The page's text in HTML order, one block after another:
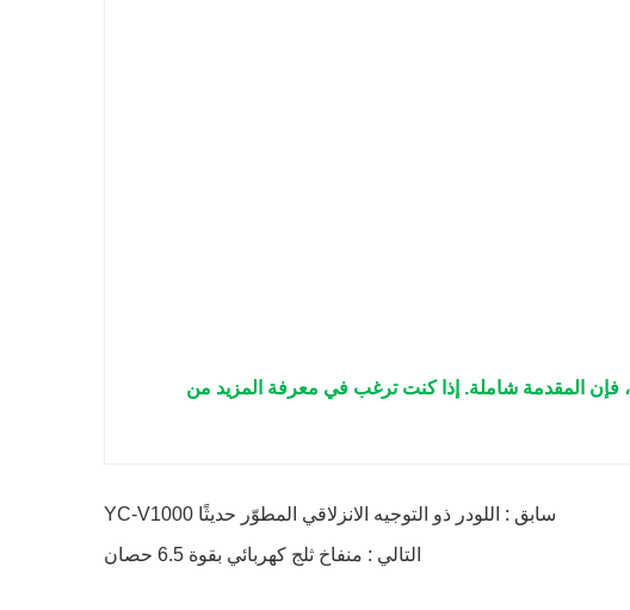
فإن المقدمة شاملة. إذا كنت ترغب في معرفة المزيد من
سابق : اللودر ذو التوجيه الانزلاقي المطوّر حديثًا YC-V1000
التالي : منفاخ ثلج كهربائي بقوة 6.5 حصان